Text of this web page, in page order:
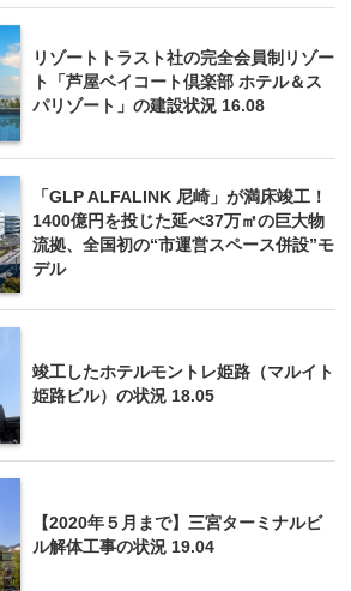
リゾートトラスト社の完全会員制リゾー
ト「芦屋ベイコート倶楽部 ホテル＆ス
パリゾート」の建設状況 16.08
「GLP ALFALINK 尼崎」が満床竣工！
1400億円を投じた延べ37万㎡の巨大物
流拠、全国初の“市運営スペース併設”モ
デル
竣工したホテルモントレ姫路（マルイト
姫路ビル）の状況 18.05
【2020年５月まで】三宮ターミナルビ
ル解体工事の状況 19.04